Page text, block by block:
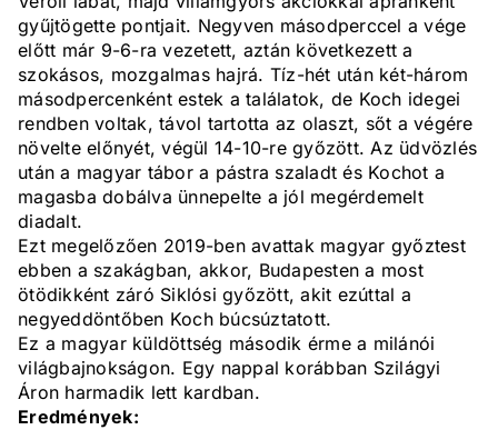
gyűjtögette pontjait. Negyven másodperccel a vége
előtt már 9-6-ra vezetett, aztán következett a
szokásos, mozgalmas hajrá. Tíz-hét után két-három
másodpercenként estek a találatok, de Koch idegei
rendben voltak, távol tartotta az olaszt, sőt a végére
növelte előnyét, végül 14-10-re győzött. Az üdvözlés
után a magyar tábor a pástra szaladt és Kochot a
magasba dobálva ünnepelte a jól megérdemelt
diadalt.
Ezt megelőzően 2019-ben avattak magyar győztest
ebben a szakágban, akkor, Budapesten a most
ötödikként záró Siklósi győzött, akit ezúttal a
negyeddöntőben Koch búcsúztatott.
Ez a magyar küldöttség második érme a milánói
világbajnokságon. Egy nappal korábban Szilágyi
Áron harmadik lett kardban.
Eredmények: